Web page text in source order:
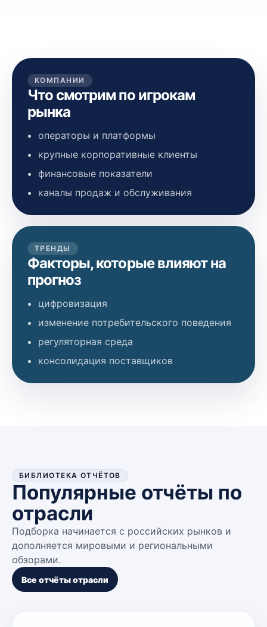
КОМПАНИИ
Что смотрим по игрокам
рынка
операторы и платформы
крупные корпоративные клиенты
финансовые показатели
каналы продаж и обслуживания
ТРЕНДЫ
Факторы, которые влияют на
прогноз
цифровизация
изменение потребительского поведения
регуляторная среда
консолидация поставщиков
БИБЛИОТЕКА ОТЧЁТОВ
Популярные отчёты по
отрасли
Подборка начинается с российских рынков и
дополняется мировыми и региональными
обзорами.
Все отчёты отрасли